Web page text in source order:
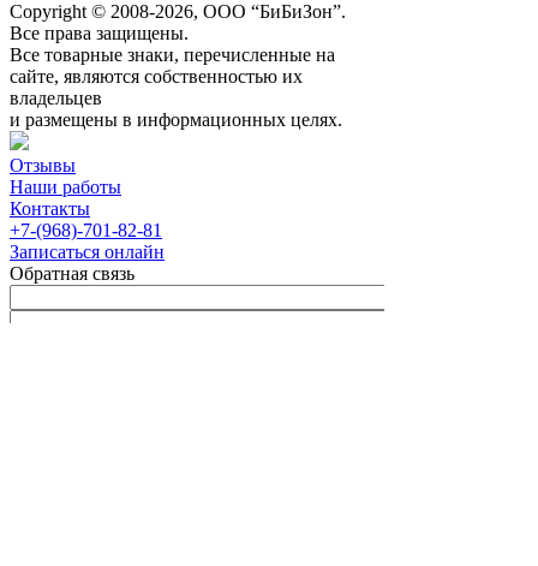
Copyright © 2008-2026, ООО “БиБиЗон”.
Все права защищены.
Все товарные знаки, перечисленные на
сайте, являются собственностью их
владельцев
и размещены в информационных целях.
Отзывы
Наши работы
Контакты
+7-(968)-701-82-81
Записаться онлайн
Обратная связь